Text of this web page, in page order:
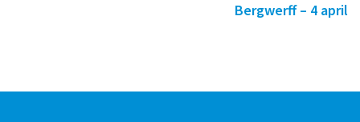
Bergwerff – 4 april